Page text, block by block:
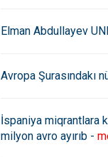
Elman Abdullayev
Avropa Şurasındakı
İspaniya miqrantlara
milyon avro ayırıb -